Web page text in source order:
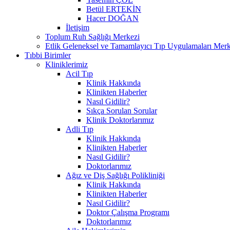
Betül ERTEKİN
Hacer DOĞAN
İletişim
Toplum Ruh Sağlığı Merkezi
Etlik Geleneksel ve Tamamlayıcı Tıp Uygulamaları
Tıbbi Birimler
Kliniklerimiz
Acil Tıp
Klinik Hakkında
Klinikten Haberler
Nasıl Gidilir?
Sıkça Sorulan Sorular
Klinik Doktorlarımız
Adli Tıp
Klinik Hakkında
Klinikten Haberler
Nasıl Gidilir?
Doktorlarımız
Ağız ve Diş Sağlığı Polikliniği
Klinik Hakkında
Klinikten Haberler
Nasıl Gidilir?
Doktor Çalışma Programı
Doktorlarımız